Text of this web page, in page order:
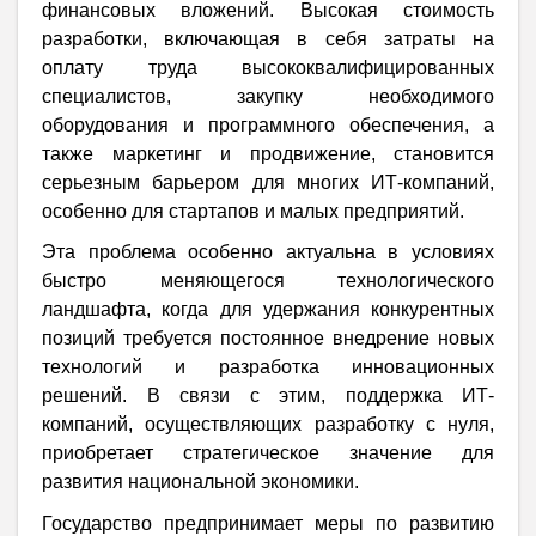
финансовых вложений. Высокая стоимость
разработки, включающая в себя затраты на
оплату труда высококвалифицированных
специалистов, закупку необходимого
оборудования и программного обеспечения, а
также маркетинг и продвижение, становится
серьезным барьером для многих ИТ-компаний,
особенно для стартапов и малых предприятий.
Эта проблема особенно актуальна в условиях
быстро меняющегося технологического
ландшафта, когда для удержания конкурентных
позиций требуется постоянное внедрение новых
технологий и разработка инновационных
решений. В связи с этим, поддержка ИТ-
компаний, осуществляющих разработку с нуля,
приобретает стратегическое значение для
развития национальной экономики.
Государство предпринимает меры по развитию